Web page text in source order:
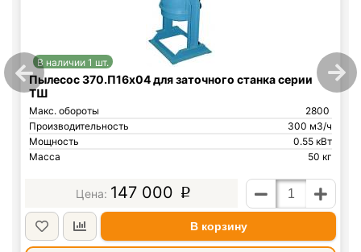
В наличии 1 шт.
Пылесос 370.П16х04 для заточного станка серии
ТШ
Макс. обороты
2800
Производительность
300 м3/ч
Мощность
0.55 кВт
Масса
50 кг
147 000 p
В корзину